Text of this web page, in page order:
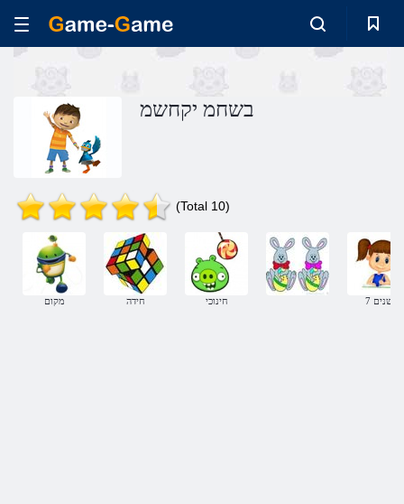
בשחמ יקחשמ
(Total 10)
מקום חידה חינוכי 7 שנים